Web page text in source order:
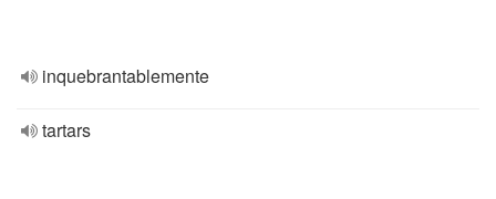
inquebrantablemente
tartars